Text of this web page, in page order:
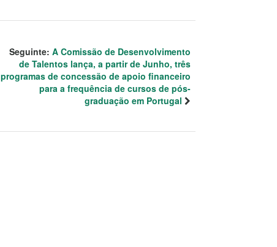
Seguinte: A Comissão de Desenvolvimento
de Talentos lança, a partir de Junho, três
programas de concessão de apoio financeiro
para a frequência de cursos de pós-
graduação em Portugal